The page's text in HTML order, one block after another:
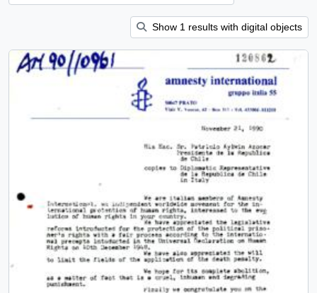
Show 1 results with digital objects